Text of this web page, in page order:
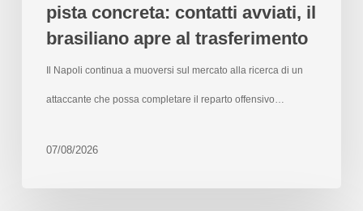
pista concreta: contatti avviati, il
brasiliano apre al trasferimento
Il Napoli continua a muoversi sul mercato alla ricerca di un
attaccante che possa completare il reparto offensivo…
07/08/2026